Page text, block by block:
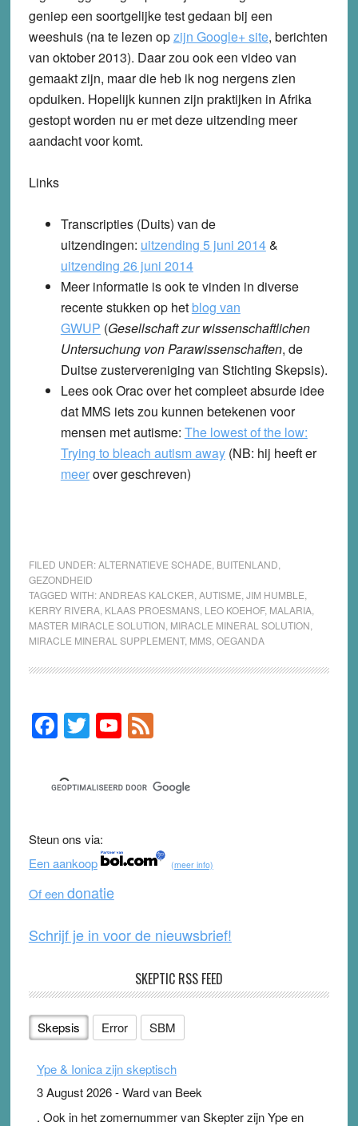
geniep een soortgelijke test gedaan bij een
weeshuis (na te lezen opzijn Google+ site, berichten
van oktober 2013). Daar zou ook een video van
gemaakt zijn, maar die heb ik nog nergens zien
opduiken. Hopelijk kunnen zijn praktijken in Afrika
gestopt worden nu er met deze uitzending meer
aandacht voor komt.
Links
Transcripties (Duits) van de
uitzendingen: uitzending 5 juni 2014&
uitzending 26 juni 2014
Meer informatie is ook te vinden in diverse
recente stukken op het blog van
GWUP (Gesellschaft zur wissenschaftlichen
Untersuchung von Parawissenschaften, de
Duitse zustervereniging van Stichting Skepsis).
Lees ook Orac over het compleet absurde idee
dat MMS iets zou kunnen betekenen voor
mensen met autisme: The lowest of the low:
Trying to bleach autism away(NB: hij heeft er
meerover geschreven)
FILED UNDER:ALTERNATIEVE SCHADE BUITENLAND
GEZONDHEID
TAGGED WITH:ANDREAS KALCKER AUTISME JIM HUMBLE
KERRY RIVERA, KLAAS PROESMANS, LEO KOEHOF, MALARIA,
MASTER MIRACLE SOLUTION MIRACLE MINERAL SOLUTION
MIRACLE MINERAL SUPPLEMENT, MMS, OEGANDA
Primary
Sidebar
F
a
c
e
b
o
o
k
T
wi
tt
er
Y
o
u
T
b
e
F
e
d
Steun ons via:
Een aankoop
(meer info)
Of eendonatie
Schrijf je in voor de nieuwsbrief!
SKEPTIC RSS FEED
Skepsis Error SBM
Ype & Ionica zijn skeptisch
3 August 2026-Ward van Beek
. Ook in het zomernummer van Skepter zijn Ype en